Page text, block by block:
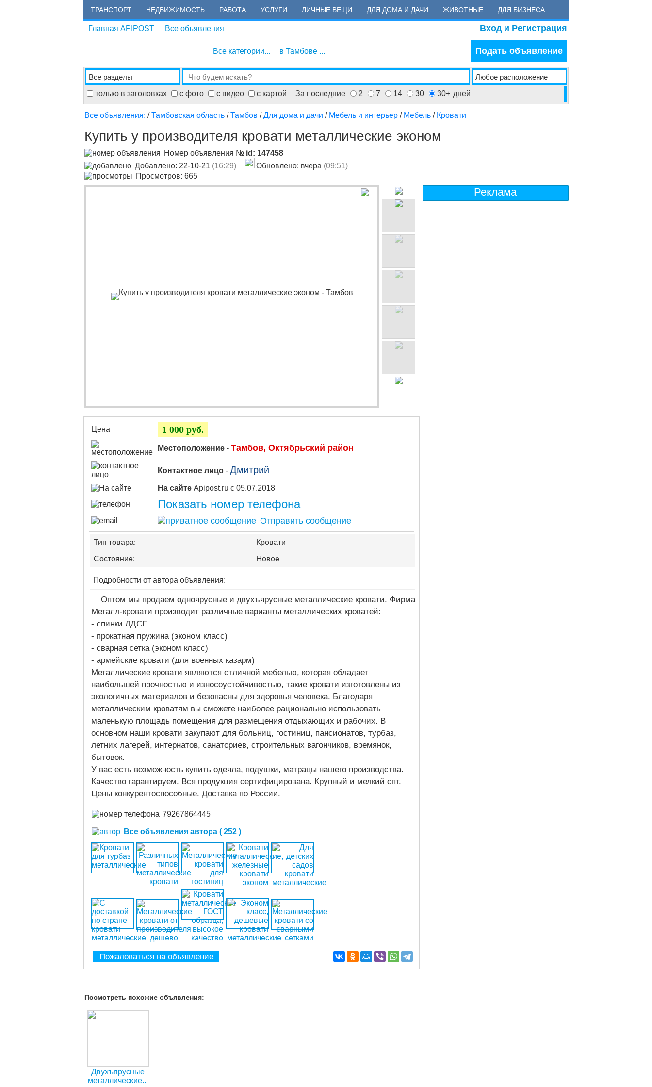
ТРАНСПОРТ НЕДВИЖИМОСТЬ РАБОТА УСЛУГИ ЛИЧНЫЕ ВЕЩИ ДЛЯ ДОМА И ДАЧИ ЖИВОТНЫЕ ДЛЯ БИЗНЕСА
Главная APIPOST Все объявления Вход и Регистрация
Все категории... в Тамбове ... Подать объявление
только в заголовках с фото с видео с картой За последние 2 7 14 30 30+ дней
Все объявления: /Тамбовская область /Тамбов /Для дома и дачи / Мебель и интерьер / Мебель / Кровати
Купить у производителя кровати металлические эконом
Номер объявления № id: 147458
Добавлено: 22-10-21 (16:29) Обновлено: вчера (09:51)
Просмотров: 665
Цена 1 000 руб.
Местоположение - Тамбов, Октябрьский район
Контактное лицо - Дмитрий
На сайте Apipost.ru с 05.07.2018
Показать номер телефона
Отправить сообщение
Тип товара:
Кровати
Состояние:
Новое
Подробности от автора объявления:
Оптом мы продаем одноярусные и двухъярусные металлические кровати. Фирма
Металл-кровати производит различные варианты металлических кроватей:
- спинки ЛДСП
- прокатная пружина (эконом класс)
- сварная сетка (эконом класс)
- армейские кровати (для военных казарм)
Металлические кровати являются отличной мебелью, которая обладает
наибольшей прочностью и износоустойчивостью, такие кровати изготовлены из
экологичных материалов и безопасны для здоровья человека. Благодаря
металлическим кроватям вы сможете наиболее рационально использовать
маленькую площадь помещения для размещения отдыхающих и рабочих. В
основном наши кровати закупают для больниц, гостиниц, пансионатов, турбаз,
летних лагерей, интернатов, санаториев, строительных вагончиков, времянок,
бытовок.
У вас есть возможность купить одеяла, подушки, матрацы нашего производства.
Качество гарантируем. Вся продукция сертифицирована. Крупный и мелкий опт.
Цены конкурентоспособные. Доставка по России.
79267864445
Все объявления автора ( 252 )
Пожаловаться на объявление
Посмотреть похожие объявления:
Двухъярусные
металлические...
Реклама